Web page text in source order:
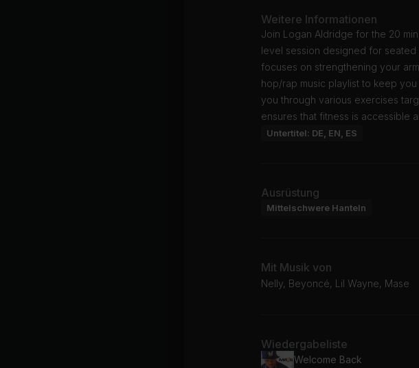
Weitere Informationen
Join Logan Aldridge for the 20
level session designed for
focuses on strengthening your
hop/rap music playlist to keep
you through various exercises
ensures that fitness is accessible
Untertitel: DE, EN, ES
Ausrüstung
Mittelschwere Hanteln
Mit Musik von
Nelly, Beyoncé, Lil Wayne, Mase
Wiedergabeliste
Welcome Back